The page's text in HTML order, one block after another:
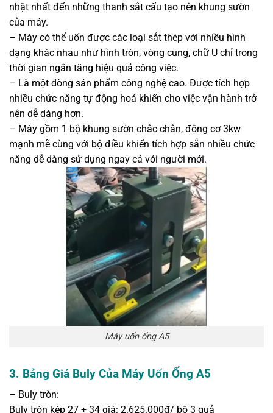
nhặt nhất đến những thanh sắt cấu tạo nên khung sườn
của máy.
– Máy có thể uốn được các loại sắt thép với nhiều hình
dạng khác nhau như hình tròn, vòng cung, chữ U chỉ trong
thời gian ngắn tăng hiệu quả công việc.
– Là một dòng sản phẩm công nghệ cao. Được tích hợp
nhiều chức năng tự động hoá khiến cho việc vận hành trở
nên dễ dàng hơn.
– Máy gồm 1 bộ khung sườn chắc chắn, động cơ 3kw
mạnh mẽ cùng với bộ điều khiển tích hợp sẵn nhiều chức
năng dễ dàng sử dụng ngay cả với người mới.
Máy uốn ống A5
3. Bảng Giá Buly Của Máy Uốn Ống A5
– Buly tròn:
Buly tròn kép 27 + 34 giá: 2.625.000đ/ bộ 3 quả